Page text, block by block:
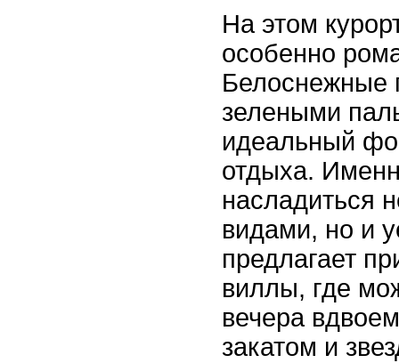
На этом
особенно
Белоснежные
зелеными
идеальный
отдыха.
насладиться
видами, но и
предлагает
виллы, где
вечера
закатом и